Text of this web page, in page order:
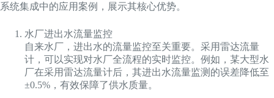
系统集成中的应用案例，展示其核心优势。
水厂进出水流量监控
自来水厂，进出水的流量监控至关重要。采用雷达流量
计，可以实现对水厂全流程的实时监控。例如，某大型水
厂在采用雷达流量计后，其进出水流量监测的误差降低至
±0.5%，有效保障了供水质量。